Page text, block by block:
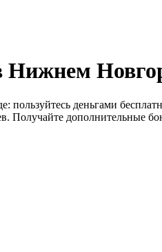
Нижнем
деньгами
Получайте дополнительные